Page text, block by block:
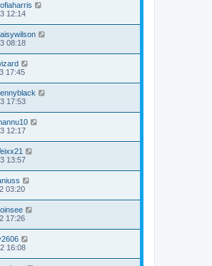
12:14
08:18
17:45
17:53
12:17
13:57
03:20
17:26
16:08